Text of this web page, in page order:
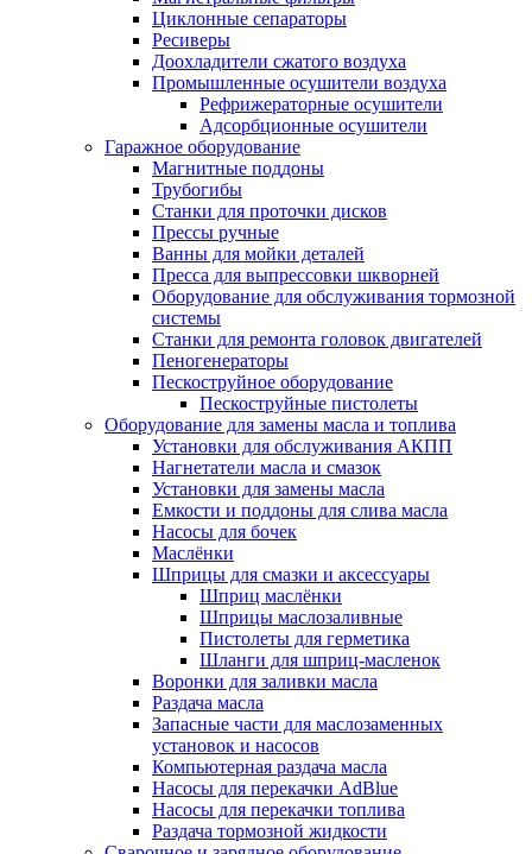
Циклонные сепараторы
Ресиверы
Доохладители сжатого воздуха
Промышленные осушители воздуха
Рефрижераторные осушители
Адсорбционные осушители
Гаражное оборудование
Магнитные поддоны
Трубогибы
Станки для проточки дисков
Прессы ручные
Ванны для мойки деталей
Пресса для выпрессовки шкворней
Оборудование для обслуживания тормозной
системы
Станки для ремонта головок двигателей
Пеногенераторы
Пескоструйное оборудование
Пескоструйные пистолеты
Оборудование для замены масла и топлива
Установки для обслуживания АКПП
Нагнетатели масла и смазок
Установки для замены масла
Емкости и поддоны для слива масла
Насосы для бочек
Маслёнки
Шприцы для смазки и аксессуары
Шприц маслёнки
Шприцы маслозаливные
Пистолеты для герметика
Шланги для шприц-масленок
Воронки для заливки масла
Раздача масла
Запасные части для маслозаменных
установок и насосов
Компьютерная раздача масла
Насосы для перекачки AdBlue
Насосы для перекачки топлива
Раздача тормозной жидкости